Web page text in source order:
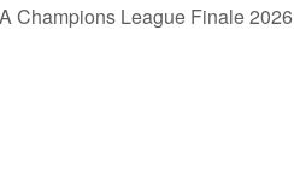
Champions League Finale 2026